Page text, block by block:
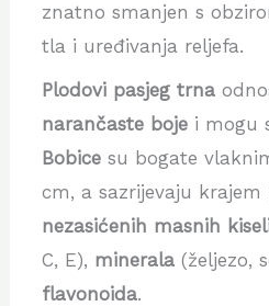
znatno smanjen s
tla i uređivanja reljefa.
Plodovi pasjeg trna
narančaste bojei mogu
Bobicesu bogate
cm, a sazrijevaju krajem
nezasićenih masnih
C, E), minerala(željezo,
flavonoida.